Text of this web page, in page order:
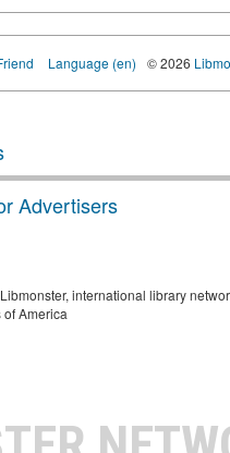
Language (en) © 2026
Advertisers
international library
America